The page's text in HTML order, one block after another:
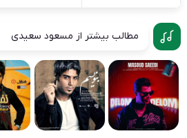
مطالب بیشتر از مسعود سعیدی